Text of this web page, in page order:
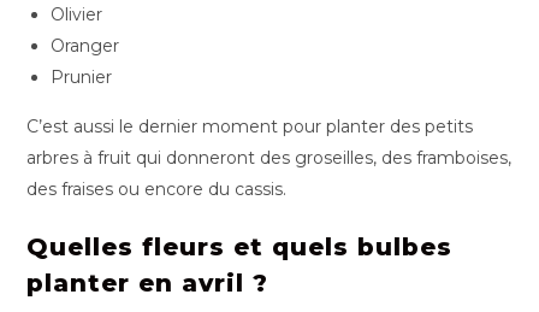
Olivier
Oranger
Prunier
C’est aussi le dernier moment pour planter des petits
arbres à fruit qui donneront des groseilles, des framboises,
des fraises ou encore du cassis.
Quelles fleurs et quels bulbes
planter en avril ?